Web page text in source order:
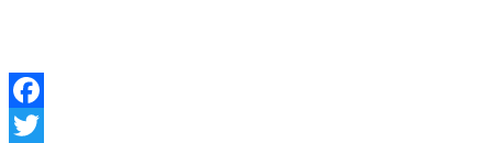
Facebook